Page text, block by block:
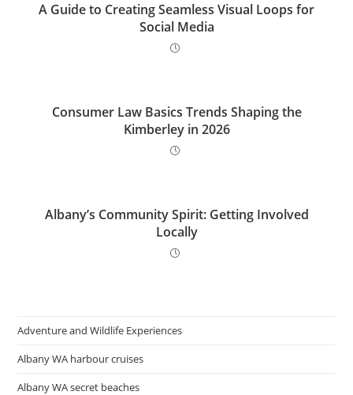
A Guide to Creating Seamless Visual Loops for
Social Media
Consumer Law Basics Trends Shaping the
Kimberley in 2026
Albany’s Community Spirit: Getting Involved
Locally
Adventure and Wildlife Experiences
Albany WA harbour cruises
Albany WA secret beaches